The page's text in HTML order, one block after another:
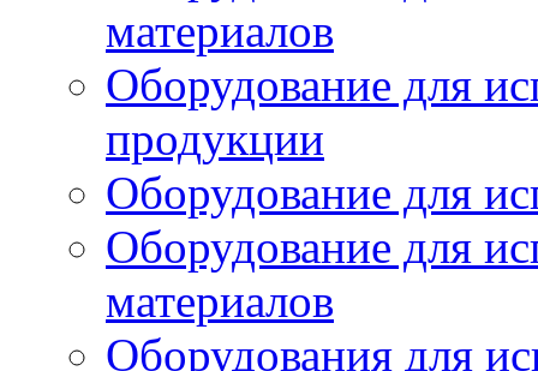
материалов
Оборудование для
продукции
Оборудование для
Оборудование для
материалов
Оборудования для